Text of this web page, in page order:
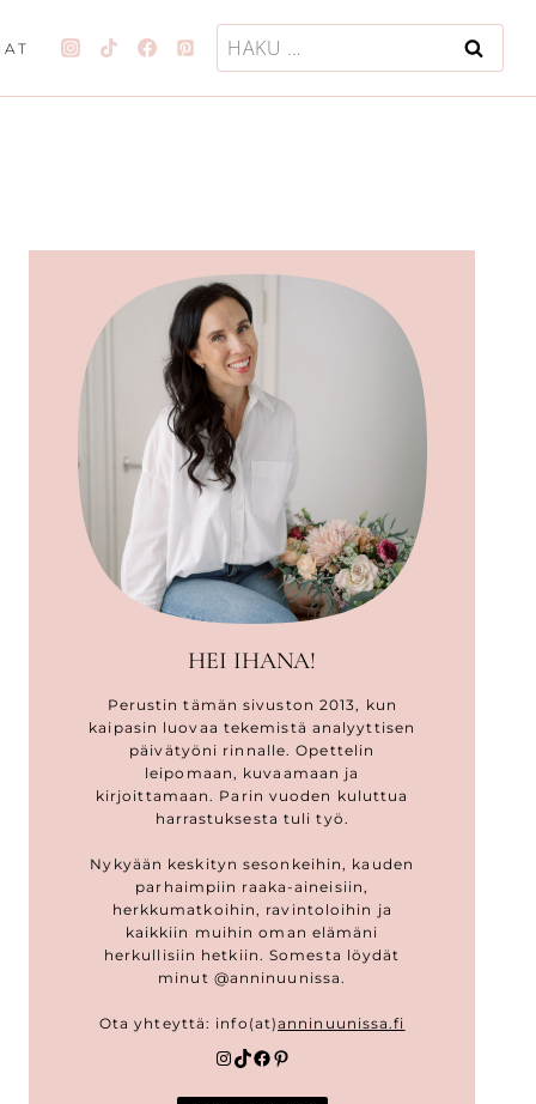
Haku:
HEI IHANA!
Perustin tämän sivuston 2013, kun
kaipasin luovaa tekemistä analyyttisen
päivätyöni rinnalle. Opettelin
leipomaan, kuvaamaan ja
kirjoittamaan. Parin vuoden kuluttua
harrastuksesta tuli työ.
Nykyään keskityn sesonkeihin, kauden
parhaimpiin raaka-aineisiin,
herkkumatkoihin, ravintoloihin ja
kaikkiin muihin oman elämäni
herkullisiin hetkiin. Somesta löydät
minut @anninuunissa.
Ota yhteyttä: info(at)anninuunissa.fi
Instagram
TikTok
Facebook
Pinterest